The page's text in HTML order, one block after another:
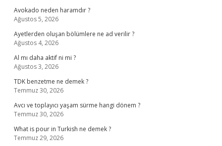
Avokado neden haramdır ?
Ağustos 5, 2026
Ayetlerden oluşan bölümlere ne ad verilir ?
Ağustos 4, 2026
Al mı daha aktif ni mi ?
Ağustos 3, 2026
TDK benzetme ne demek ?
Temmuz 30, 2026
Avcı ve toplayıcı yaşam sürme hangi dönem ?
Temmuz 30, 2026
What is pour in Turkish ne demek ?
Temmuz 29, 2026